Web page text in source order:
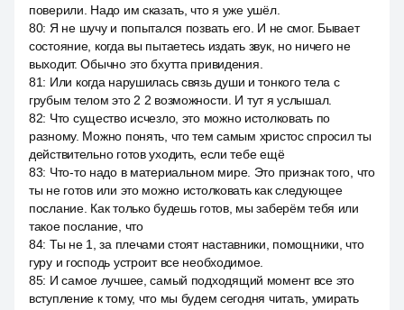
поверили. Надо им сказать, что я уже ушёл.
80: Я не шучу и попытался позвать его. И не смог. Бывает
состояние, когда вы пытаетесь издать звук, но ничего не
выходит. Обычно это бхутта привидения.
81: Или когда нарушилась связь души и тонкого тела с
грубым телом это 2 2 возможности. И тут я услышал.
82: Что существо исчезло, это можно истолковать по
разному. Можно понять, что тем самым христос спросил ты
действительно готов уходить, если тебе ещё
83: Что-то надо в материальном мире. Это признак того, что
ты не готов или это можно истолковать как следующее
послание. Как только будешь готов, мы заберём тебя или
такое послание, что
84: Ты не 1, за плечами стоят наставники, помощники, что
гуру и господь устроит все необходимое.
85: И самое лучшее, самый подходящий момент все это
вступление к тому, что мы будем сегодня читать, умирать